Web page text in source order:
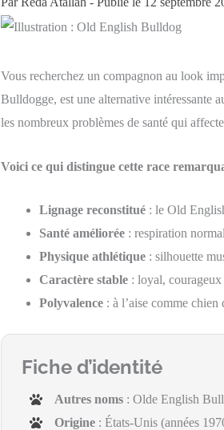
Vous recherchez un compagnon au look
Bulldogge, est une alternative intéressante
les nombreux problèmes de santé qui
Voici ce qui distingue cette race
Lignage reconstitué : le Old
Santé améliorée : respiration
Physique athlétique : silhouette
Caractère stable : loyal,
Polyvalence : à l’aise comme
Fiche d’identité
Autres noms : Olde English
Origine : États-Unis (années